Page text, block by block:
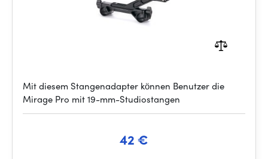
Mit diesem Stangenadapter können Benutzer die
Mirage Pro mit 19-mm-Studiostangen
42 €